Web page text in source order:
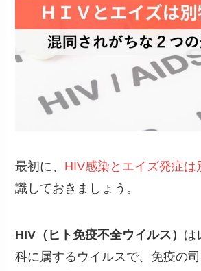
最初に、 HIV感染とエイズ発症は
識しておきましょう。
HIV（ヒト免疫不全ウイルス） は
科に属するウイルスで、免疫の